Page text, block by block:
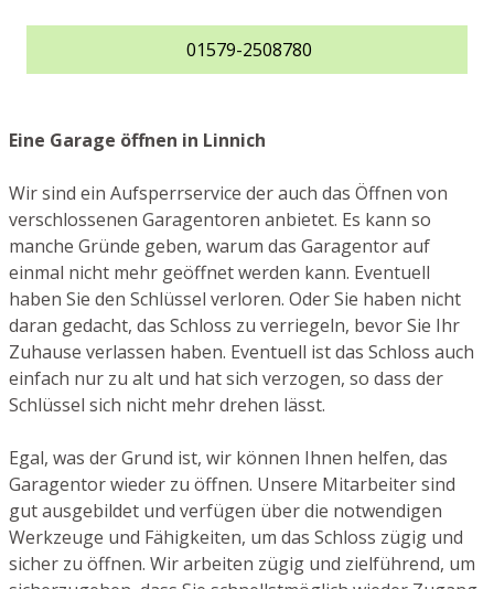
01579-2508780
Eine Garage öffnen in Linnich
Wir sind ein Aufsperrservice der auch das Öffnen von
verschlossenen Garagentoren anbietet. Es kann so
manche Gründe geben, warum das Garagentor auf
einmal nicht mehr geöffnet werden kann. Eventuell
haben Sie den Schlüssel verloren. Oder Sie haben nicht
daran gedacht, das Schloss zu verriegeln, bevor Sie Ihr
Zuhause verlassen haben. Eventuell ist das Schloss auch
einfach nur zu alt und hat sich verzogen, so dass der
Schlüssel sich nicht mehr drehen lässt.
Egal, was der Grund ist, wir können Ihnen helfen, das
Garagentor wieder zu öffnen. Unsere Mitarbeiter sind
gut ausgebildet und verfügen über die notwendigen
Werkzeuge und Fähigkeiten, um das Schloss zügig und
sicher zu öffnen. Wir arbeiten zügig und zielführend, um